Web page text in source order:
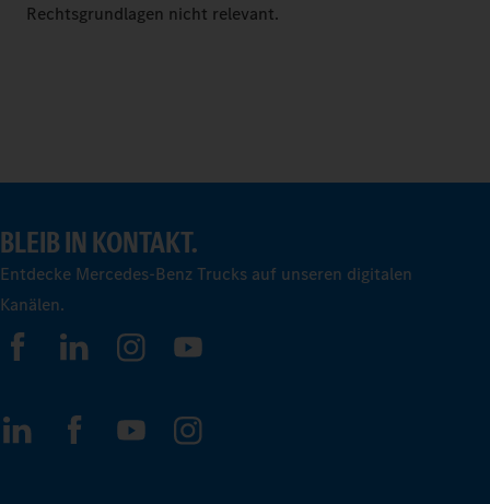
Rechtsgrundlagen nicht relevant.
BLEIB IN KONTAKT.
Entdecke Mercedes-Benz Trucks auf unseren digitalen
Kanälen.